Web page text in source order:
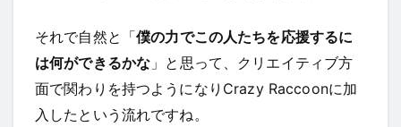
それで自然と「僕の力でこの人たちを応援するに
は何ができるかな 」と思って、クリエイティブ方
面で関わりを持つようになりCrazy Raccoonに加
入したという流れですね。